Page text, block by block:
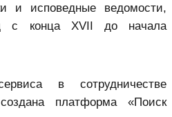
и исповедные ведомости,
с конца XVII до начала
в сотрудничестве
платформа «Поиск